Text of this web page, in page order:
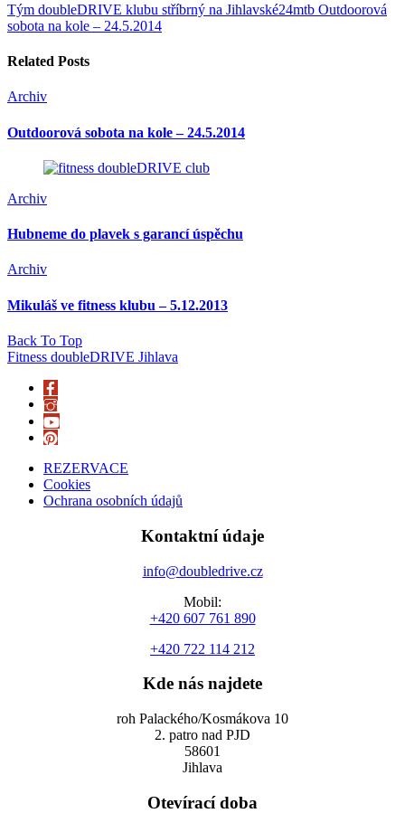
Tým doubleDRIVE klubu stříbrný na Jihlavské24mtb Outdoorová
sobota na kole – 24.5.2014
Related Posts
Archiv
Outdoorová sobota na kole – 24.5.2014
Archiv
Hubneme do plavek s garancí úspěchu
Archiv
Mikuláš ve fitness klubu – 5.12.2013
Back To Top
Fitness doubleDRIVE Jihlava
REZERVACE
Cookies
Ochrana osobních údajů
Kontaktní údaje
info@doubledrive.cz
Mobil:
+420 607 761 890
+420 722 114 212
Kde nás najdete
roh Palackého/Kosmákova 10
2. patro nad PJD
58601
Jihlava
Otevírací doba